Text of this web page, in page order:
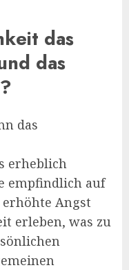
das
das
das
erheblich
empfindlich auf
Angst
erleben, was zu